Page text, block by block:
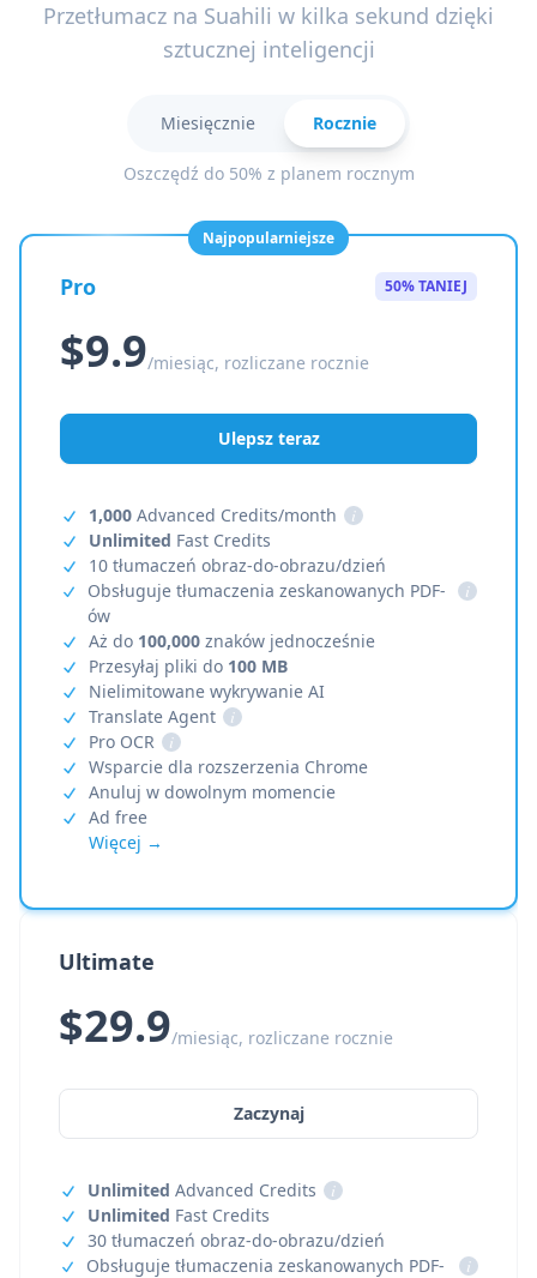
Przetłumacz na Suahili w kilka sekund dzięki
sztucznej inteligencji
Miesięcznie Rocznie
Oszczędź do 50% z planem rocznym
Najpopularniejsze
Pro 50% TANIEJ
$9.9/miesiąc, rozliczane rocznie
Ulepsz teraz
1,000 Advanced Credits/month
i
Unlimited Fast Credits
10 tłumaczeń obraz-do-obrazu/dzień
Obsługuje tłumaczenia zeskanowanych PDF-
ów
i
Aż do 100,000 znaków jednocześnie
Przesyłaj pliki do 100 MB
Nielimitowane wykrywanie AI
Translate Agent
i
Pro OCR
i
Wsparcie dla rozszerzenia Chrome
Anuluj w dowolnym momencie
Ad free
Więcej →
Ultimate
$29.9/miesiąc, rozliczane rocznie
Zaczynaj
Unlimited Advanced Credits
i
Unlimited Fast Credits
30 tłumaczeń obraz-do-obrazu/dzień
Obsługuje tłumaczenia zeskanowanych PDF-
i